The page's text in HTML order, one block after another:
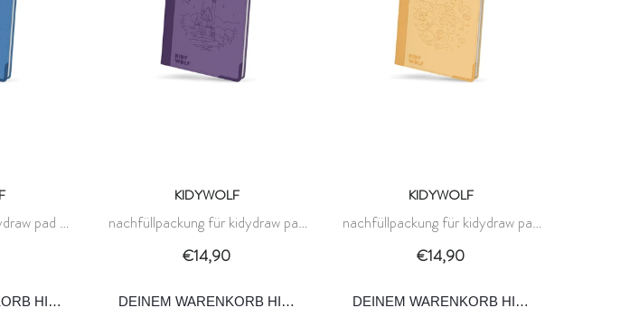
pad -
HINZUFÜGEN
KIDYWOLF
nachfüllpackung für kidydraw pad
- once upon a time 8+ - kidywolf
€14,90
DEINEM WARENKORB HINZUFÜGEN
KIDYWOLF
nachfüllpackung für kidydraw pad
- haustiere 6+ - kidywolf
€14,90
DEINEM WARENKORB HINZUFÜGEN